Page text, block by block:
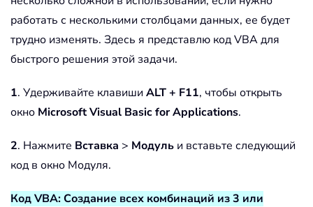
работать с несколькими столбцами данных, ее будет
трудно изменять. Здесь я представлю код VBA для
быстрого решения этой задачи.
1. Удерживайте клавиши ALT + F11, чтобы открыть
окно Microsoft Visual Basic for Applications.
2. Нажмите Вставка > Модуль и вставьте следующий
код в окно Модуля.
Код VBA: Создание всех комбинаций из 3 или